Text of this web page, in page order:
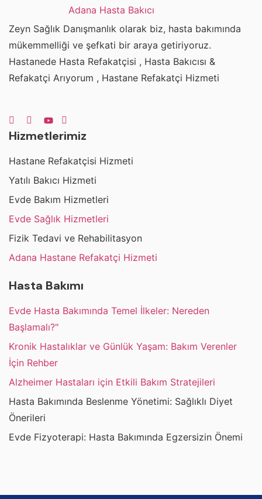
Zeyn Sağlık Danışmanlık olarak biz, hasta bakımında
mükemmelliği ve şefkati bir araya getiriyoruz.
Hastanede Hasta Refakatçisi , Hasta Bakıcısı &
Refakatçi Arıyorum , Hastane Refakatçi Hizmeti
Hizmetlerimiz
Hastane Refakatçisi Hizmeti
Yatılı Bakıcı Hizmeti
Evde Bakım Hizmetleri
Evde Sağlık Hizmetleri
Fizik Tedavi ve Rehabilitasyon
Adana Hastane Refakatçi Hizmeti
Hasta Bakımı
Evde Hasta Bakımında Temel İlkeler: Nereden
Başlamalı?"
Kronik Hastalıklar ve Günlük Yaşam: Bakım Verenler
İçin Rehber
Alzheimer Hastaları için Etkili Bakım Stratejileri
Hasta Bakımında Beslenme Yönetimi: Sağlıklı Diyet
Önerileri
Evde Fizyoterapi: Hasta Bakımında Egzersizin Önemi